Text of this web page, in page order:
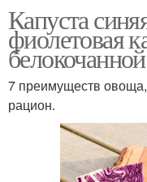
Капуста
фиолетовая
белокочанной
7 преимуществ
рацион.